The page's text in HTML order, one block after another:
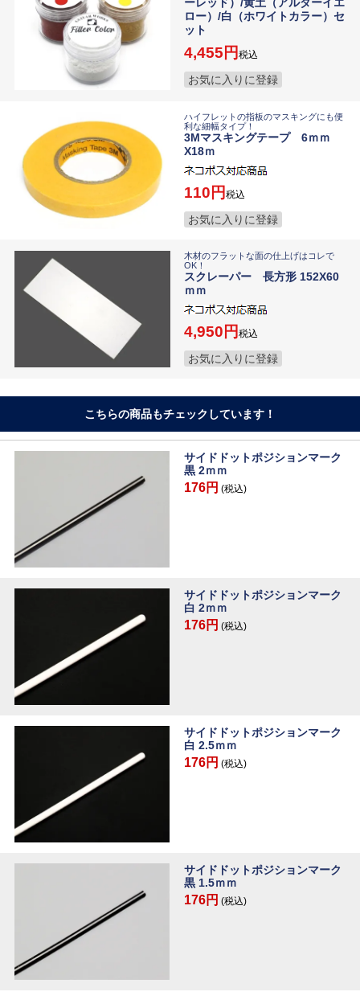
ーレッド）/黄土（アルダーイエ
ロー）/白（ホワイトカラー）セ
ット
4,455 税込
お気に入りに登録
ハイフレットの指板のマスキングにも便
利な細幅タイプ！
3Mマスキングテープ 6ｍｍ
X18ｍ
110 税込
お気に入りに登録
木材のフラットな面の仕上げはコレで
OK！
スクレーパー 長方形 152X60
ｍｍ
4,950 税込
お気に入りに登録
こちらの商品もチェックしています！
サイドドットポジションマーク
黒 2ｍｍ
176円 (税込)
サイドドットポジションマーク
白 2ｍｍ
176円 (税込)
サイドドットポジションマーク
白 2.5ｍｍ
176円 (税込)
サイドドットポジションマーク
黒 1.5ｍｍ
176円 (税込)